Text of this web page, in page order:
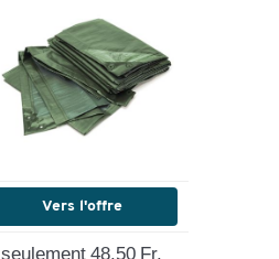
Vers l'offre
seulement 48.50 Fr.